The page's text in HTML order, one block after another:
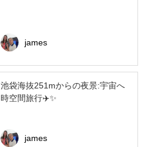
james
池袋海抜251mからの夜景:宇宙へ
時空間旅行✈️✨
james